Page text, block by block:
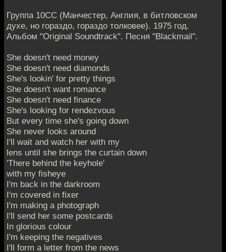
Группа 10CC (Манчестер, Англия, в битловском
духе, но гораздо, гораздо толковее). 1975 год.
Альбом "Original Soundtrack". Песня "Blackmail".
She doesn't need money
She doesn't need diamonds
She's lookin' for pretty things
She doesn't want romance
She doesn't need finance
She's looking for rendezvous
But every time she's going down
She never looks around
I'll wait and watch her with my
lens until she brings the curtain down
'There behind the keyhole'
with my fisheye
I'm back in the darkroom
I'm covered in fixer
I'm making a photograph
I'll send her some postcards
In glorious colour
I'm keeping the negatives
I'll form a letter from the news